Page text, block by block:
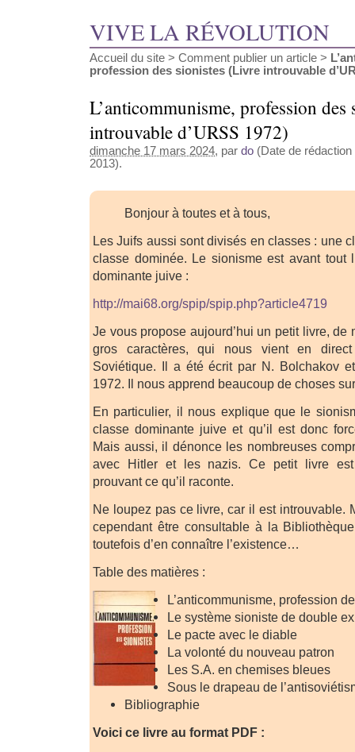
VIVE LA RÉVOLUTION
Accueil du site > Comment publier un article >
profession des sionistes (Livre introuvable
L’anticommunisme, profession
introuvable d’URSS 1972)
dimanche 17 mars 2024, par do (Date de
2013).
Bonjour à toutes et à tous,
Les Juifs aussi sont divisés en classes : une
classe dominée. Le sionisme est avant tout
dominante juive :
http://mai68.org/spip/spip.php?article4719
Je vous propose aujourd’hui un petit livre, de
gros caractères, qui nous vient en
Soviétique. Il a été écrit par N. Bolchakov
1972. Il nous apprend beaucoup de choses
En particulier, il nous explique que le
classe dominante juive et qu’il est donc
Mais aussi, il dénonce les nombreuses
avec Hitler et les nazis. Ce petit livre est
prouvant ce qu’il raconte.
Ne loupez pas ce livre, car il est introuvable.
cependant être consultable à la
toutefois d’en connaître l’existence…
Table des matières :
L’anticommunisme, profession
Le système sioniste de double
Le pacte avec le diable
La volonté du nouveau patron
Les S.A. en chemises bleues
Sous le drapeau de
Bibliographie
Voici ce livre au format PDF :